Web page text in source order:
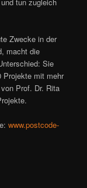
Zwecke in der
macht die
Sie
Projekte mit mehr
Prof. Dr. Rita
www.postcode-